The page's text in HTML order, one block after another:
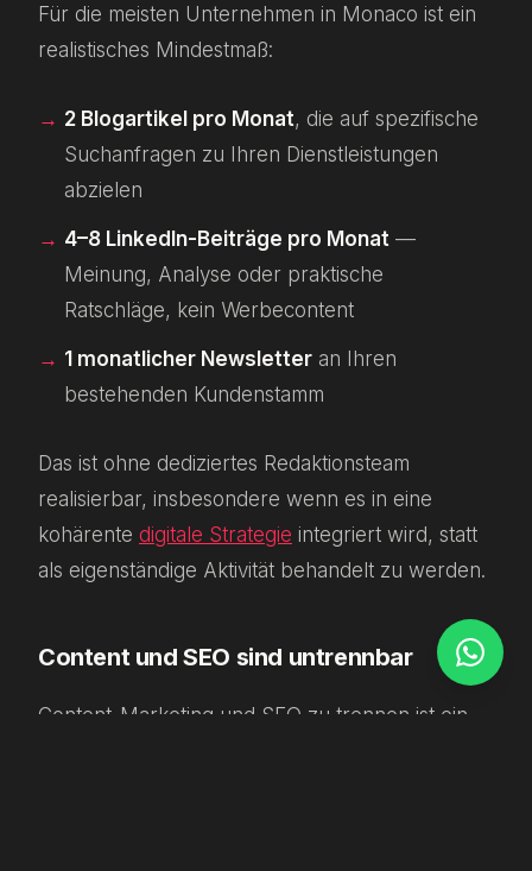
Für die meisten Unternehmen in Monaco ist ein
realistisches Mindestmaß:
2 Blogartikel pro Monat, die auf spezifische
Suchanfragen zu Ihren Dienstleistungen
abzielen
4–8 LinkedIn-Beiträge pro Monat —
Meinung, Analyse oder praktische
Ratschläge, kein Werbecontent
1 monatlicher Newsletter an Ihren
bestehenden Kundenstamm
Das ist ohne dediziertes Redaktionsteam
realisierbar, insbesondere wenn es in eine
kohärente digitale Strategie integriert wird, statt
als eigenständige Aktivität behandelt zu werden.
Content und SEO sind untrennbar
Content-Marketing und SEO zu trennen ist ein